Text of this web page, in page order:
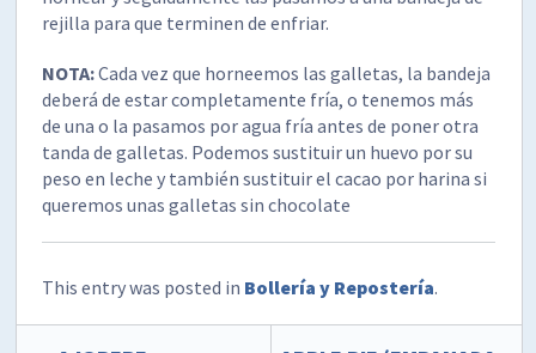
rejilla para que terminen de enfriar.
NOTA:Cada vez que horneemos las galletas, la bandeja
deberá de estar completamente fría, o tenemos más
de una o la pasamos por agua fría antes de poner otra
tanda de galletas. Podemos sustituir un huevo por su
peso en leche y también sustituir el cacao por harina si
queremos unas galletas sin chocolate
This entry was posted in Bollería y Repostería.